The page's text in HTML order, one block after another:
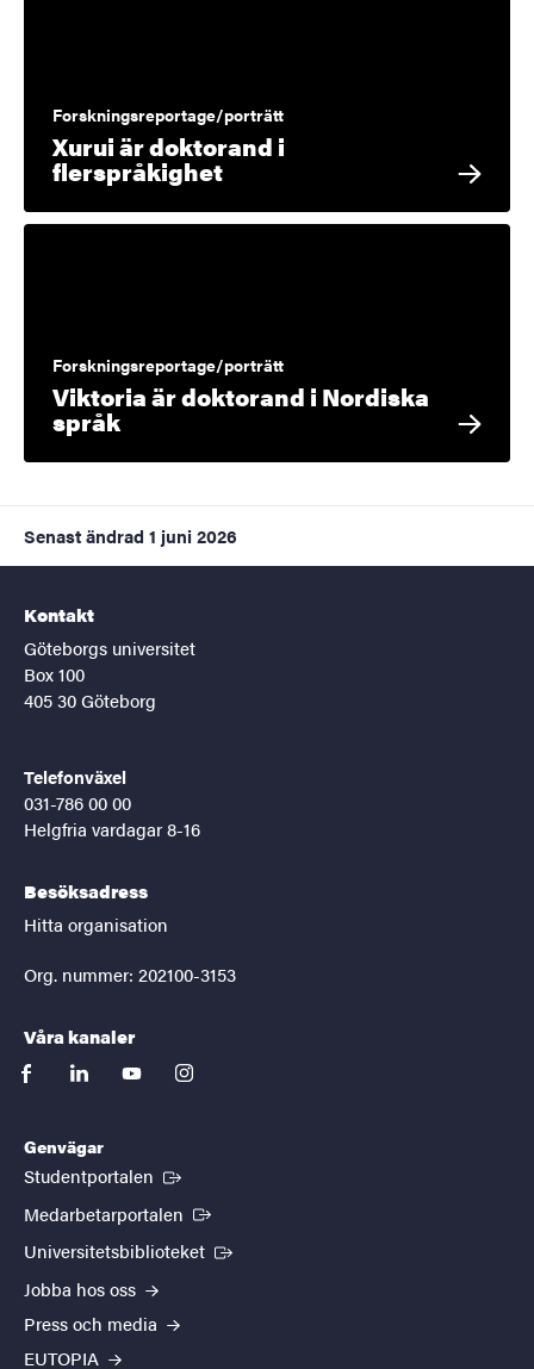
Forskningsreportage/porträtt
Xurui är doktorand i
flerspråkighet
Forskningsreportage/porträtt
Viktoria är doktorand i Nordiska
språk
Senast ändrad 1 juni 2026
Kontakt
Göteborgs universitet
Box 100
405 30 Göteborg
Telefonväxel
031-786 00 00
Helgfria vardagar 8-16
Besöksadress
Hitta organisation
Org. nummer: 202100-3153
Våra kanaler
facebooklinkedinyoutubeinstagram
Genvägar
Studentportalen (Extern länk)
Medarbetarportalen (Extern länk)
Universitetsbiblioteket (Extern länk)
Jobba hos oss
Press och media
EUTOPIA